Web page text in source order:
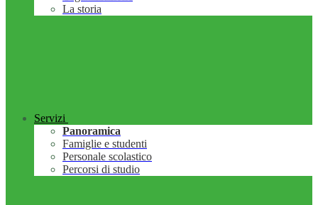
La storia
Servizi
Panoramica
Famiglie e studenti
Personale scolastico
Percorsi di studio